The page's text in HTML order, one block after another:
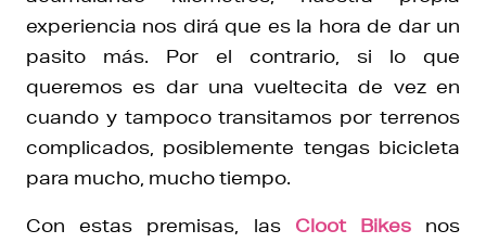
experiencia nos dirá que es la hora de dar un
pasito más. Por el contrario, si lo que
queremos es dar una vueltecita de vez en
cuando y tampoco transitamos por terrenos
complicados, posiblemente tengas bicicleta
para mucho, mucho tiempo.
Con estas premisas, las Cloot Bikesnos